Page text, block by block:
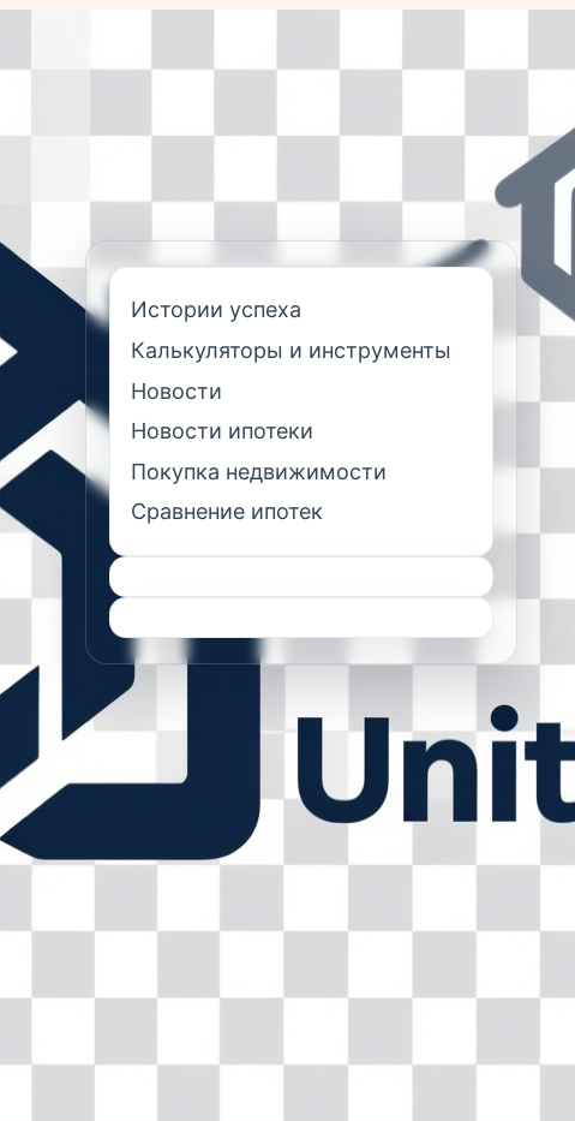
Истории успеха
Калькуляторы и инструменты
Новости
Новости ипотеки
Покупка недвижимости
Сравнение ипотек